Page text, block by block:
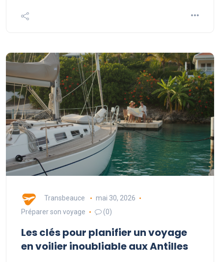
Transbeauce
mai 30, 2026
Préparer son voyage
(0)
Les clés pour planifier un voyage
en voilier inoubliable aux Antilles